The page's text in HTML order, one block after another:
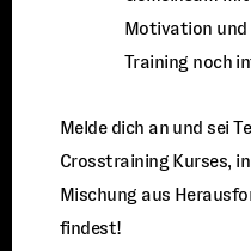
Motivation und
Training noch
Melde dich an und sei
Crosstraining Kurses,
Mischung aus
findest!